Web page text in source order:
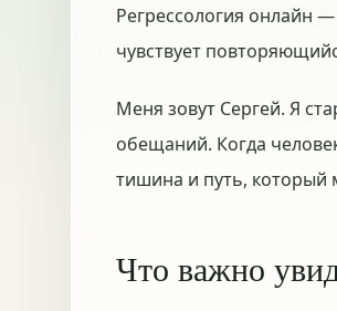
Регрессология онлайн
чувствует
Меня зовут Сергей. Я
обещаний. Когда
тишина и путь,
Что важно